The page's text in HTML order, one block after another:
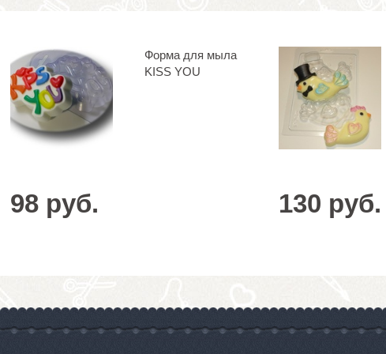
Форма для мыла
KISS YOU
98 руб. 130 руб.